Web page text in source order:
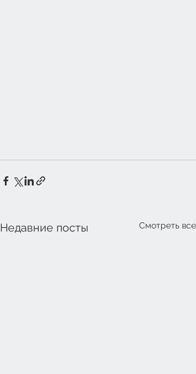
Недавние посты Смотреть все